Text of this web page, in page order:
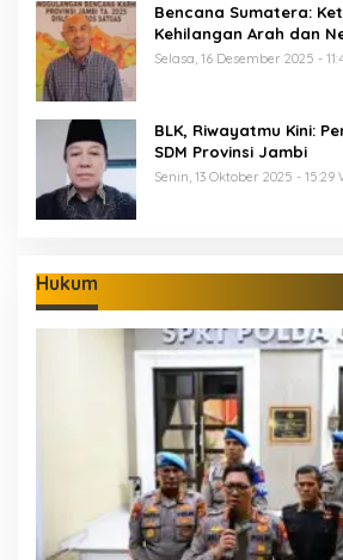
Bencana Sumatera:
Kehilangan Arah dan
Keberanian
Selasa, 16 Desember 2025 -
BLK, Riwayatmu Kini:
SDM Provinsi Jambi
Senin, 13 Oktober 2025 - 15:29
Hukum